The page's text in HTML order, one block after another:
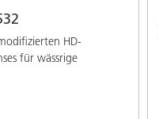
HD-
für wässrige